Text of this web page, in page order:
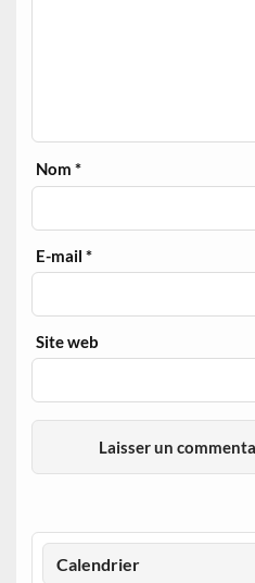
Nom*
E-mail*
Site web
Calendrier